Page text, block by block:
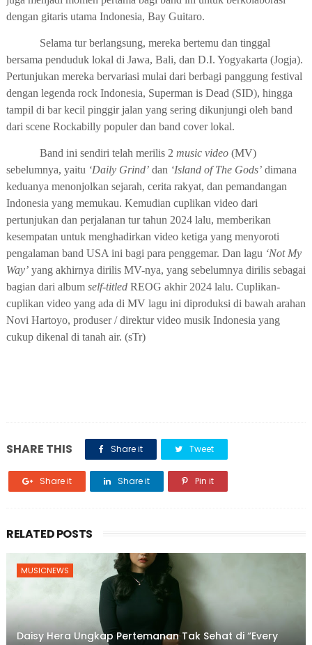
dengan gitaris utama Indonesia, Bay Guitaro.
Selama tur berlangsung, mereka bertemu dan tinggal
bersama penduduk lokal di Jawa, Bali, dan D.I. Yogyakarta (Jogja).
Pertunjukan mereka bervariasi mulai dari berbagi panggung festival
dengan legenda rock Indonesia, Superman is Dead (SID), hingga
tampil di bar kecil pinggir jalan yang sering dikunjungi oleh band
dari scene Rockabilly populer dan band cover lokal.
Band ini sendiri telah merilis 2 music video(MV)
sebelumnya, yaitu ‘Daily Grind’dan ‘Island of The Gods’dimana
keduanya menonjolkan sejarah, cerita rakyat, dan pemandangan
Indonesia yang memukau. Kemudian cuplikan video dari
pertunjukan dan perjalanan tur tahun 2024 lalu, memberikan
kesempatan untuk menghadirkan video ketiga yang menyoroti
pengalaman band USA ini bagi para penggemar. Dan lagu ‘Not My
Way’yang akhirnya dirilis MV-nya, yang sebelumnya dirilis sebagai
bagian dari album self-titledREOG akhir 2024 lalu. Cuplikan-
cuplikan video yang ada di MV lagu ini diproduksi di bawah arahan
Novi Hartoyo, produser / direktur video musik Indonesia yang
cukup dikenal di tanah air. (sTr)
SHARE THIS Share it Tweet
Share it Share it Pin it
RELATED POSTS
MUSICNEWS
Daisy Hera Ungkap Pertemanan Tak Sehat di “Every